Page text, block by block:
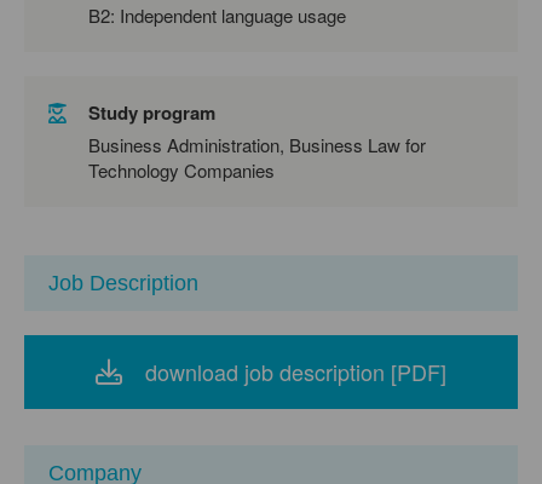
B2: Independent language usage
Study program
Business Administration, Business Law for
Technology Companies
Job Description
download job description [PDF]
Company